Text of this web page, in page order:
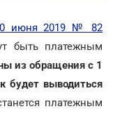
июня 2019 № 82
быть платежным
из обращения с 1
будет выводиться
платежным